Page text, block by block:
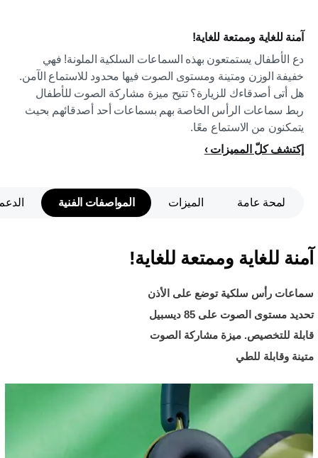
آمنة للغاية وممتعة للغاية!
دع الأطفال يستمتعون بهذه السماعات السلكية الملونة! فهي
خفيفة الوزن ومتينة ومستوى الصوت فيها محدود للاستماع الآمن.
هل أتى أصدقاءك للزيارة؟ تتيح ميزة مشاركة الصوت للأطفال
ربط سماعات الرأس الخاصة بهم بسماعات أحد أصدقائهم بحيث
يتمكنون من الاستماع معًا.
إكتشف كلّ المميزات
لمحة عامة الميزات المواصفات الفنية
آمنة للغاية وممتعة للغاية!
سماعات رأس سلكية توضع على الأذن
تحديد مستوى الصوت على 85 ديسبيل
قابلة للتخصيص. ميزة مشاركة الصوت
متينة وقابلة للطي